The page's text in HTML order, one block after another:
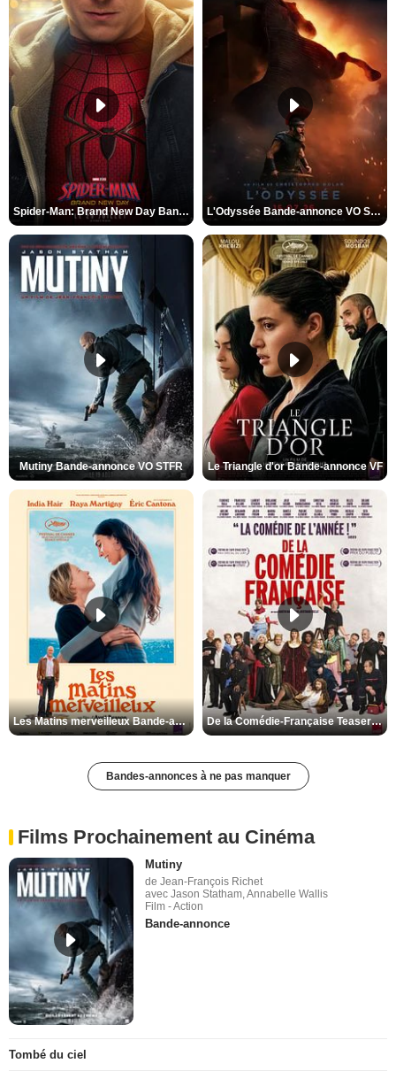
Spider-Man: Brand New Day Bande-annonce VO STFR L'Odyssée Bande-annonce VO STFR
Mutiny Bande-annonce VO STFR Le Triangle d'or Bande-annonce VF
Les Matins merveilleux Bande-annonce VF De la Comédie-Française Teaser VF
Bandes-annonces à ne pas manquer
Films Prochainement au Cinéma
Mutiny
de Jean-François Richet
avec Jason Statham, Annabelle Wallis
Film - Action
Bande-annonce
Tombé du ciel